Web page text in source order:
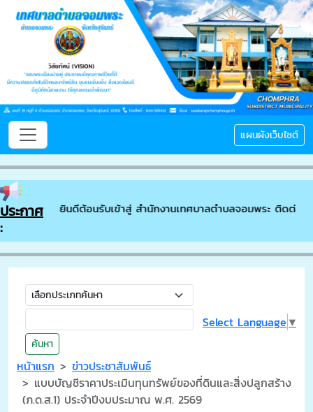
แผนผังเว็บไซต์
ประกาศ
:
ยินดีต้อนรับเข้าสู่ สำนักงานเทศบาลตำบลจอมพระ ติดต่อส
ค้นหา
Select Language ▼
หน้าแรก
ข่าวประชาสัมพันธ์
แบบบัญชีราคาประเมินทุนทรัพย์ของที่ดินและสิ่งปลูกสร้าง
(ภ.ด.ส.1) ประจำปีงบประมาณ พ.ศ. 2569